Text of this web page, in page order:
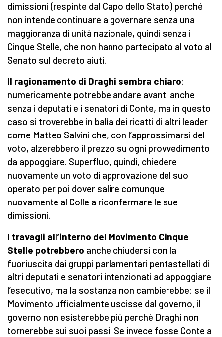
dimissioni (respinte dal Capo dello Stato) perché
non intende continuare a governare senza una
maggioranza di unità nazionale, quindi senza i
Cinque Stelle, che non hanno partecipato al voto al
Senato sul decreto aiuti.
Il ragionamento di Draghi sembra chiaro:
numericamente potrebbe andare avanti anche
senza i deputati e i senatori di Conte, ma in questo
caso si troverebbe in balìa dei ricatti di altri leader
come Matteo Salvini che, con l’approssimarsi del
voto, alzerebbero il prezzo su ogni provvedimento
da appoggiare. Superfluo, quindi, chiedere
nuovamente un voto di approvazione del suo
operato per poi dover salire comunque
nuovamente al Colle a riconfermare le sue
dimissioni.
I travagli all’interno del Movimento Cinque
Stelle potrebbero anche chiudersi con la
fuoriuscita dai gruppi parlamentari pentastellati di
altri deputati e senatori intenzionati ad appoggiare
l’esecutivo, ma la sostanza non cambierebbe: se il
Movimento ufficialmente uscisse dal governo, il
governo non esisterebbe più perché Draghi non
tornerebbe sui suoi passi. Se invece fosse Conte a